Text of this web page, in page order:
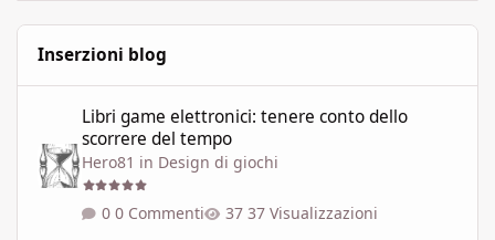
Inserzioni blog
Libri game elettronici: tenere conto dello
scorrere del tempo
Hero81 in Design di giochi
0 Commenti 37 Visualizzazioni